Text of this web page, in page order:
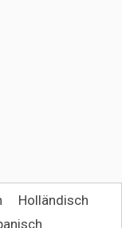
Holländisch